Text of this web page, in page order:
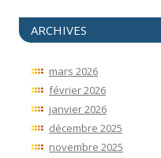
ARCHIVES
mars 2026
février 2026
janvier 2026
décembre 2025
novembre 2025